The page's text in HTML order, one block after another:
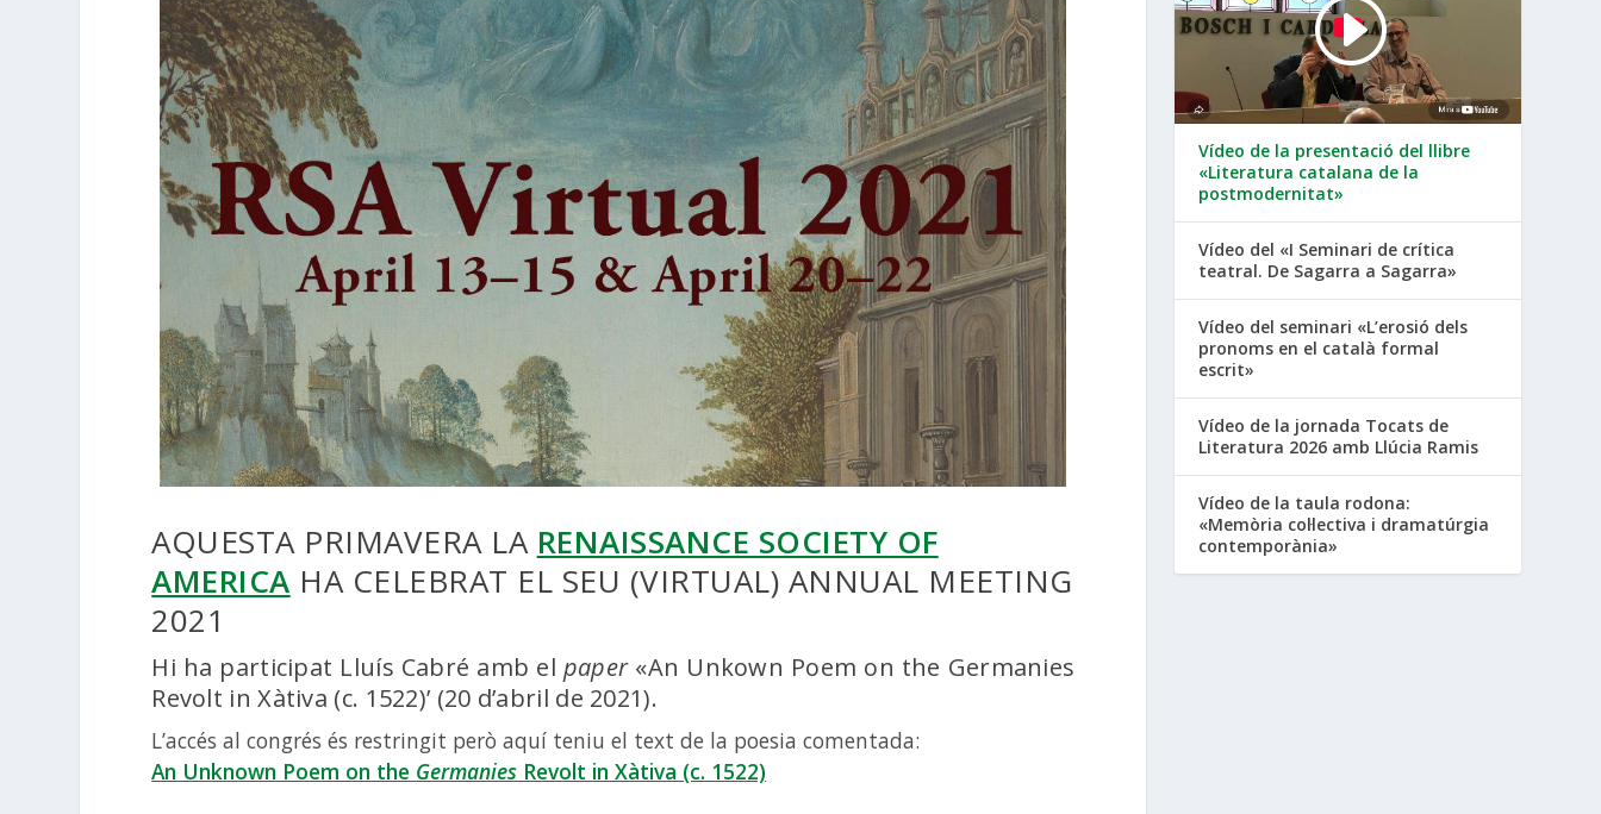
AQUESTA PRIMAVERA LA RENAISSANCE SOCIETY OF
AMERICA HA CELEBRAT EL SEU (VIRTUAL) ANNUAL MEETING
2021
Hi ha participat Lluís Cabré amb el paper«An Unkown Poem on the Germanies
Revolt in Xàtiva (c. 1522)’ (20 d’abril de 2021).
L’accés al congrés és restringit però aquí teniu el text de la poesia comentada:
An Unknown Poem on the Germanies Revolt in Xàtiva (c. 1522)
Vídeo de la presentació del llibre
«Literatura catalana de la
postmodernitat»
Vídeo del «I Seminari de crítica
teatral. De Sagarra a Sagarra»
Vídeo del seminari «L’erosió dels
pronoms en el català formal
escrit»
Vídeo de la jornada Tocats de
Literatura 2026 amb Llúcia Ramis
Vídeo de la taula rodona:
«Memòria col·lectiva i dramatúrgia
contemporània»